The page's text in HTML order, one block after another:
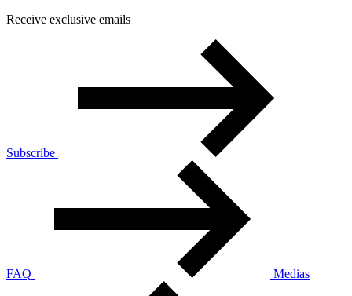
Receive exclusive emails
Subscribe
FAQ Medias